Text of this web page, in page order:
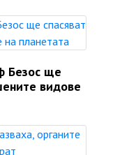
Безос ще
видове